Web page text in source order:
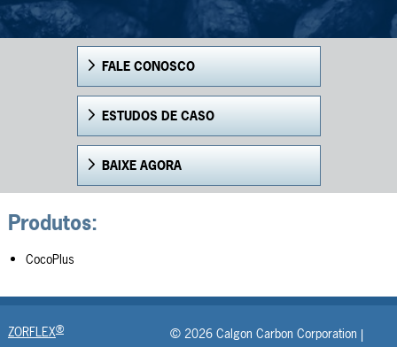
FALE CONOSCO
ESTUDOS DE CASO
BAIXE AGORA
Produtos:
CocoPlus
ZORFLEX®
© 2026 Calgon Carbon Corporation |